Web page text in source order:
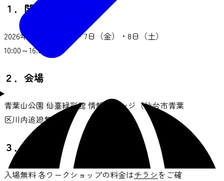
１．開催日時
2026年8月6日（木）・7日（金）・8日（土）
10:00～16:00
２．会場
青葉山公園 仙臺緑彩館 情報ラウンジ（仙台市青葉
区川内追廻無番）
３．料金
入場無料 各ワークショップの料金はチラシをご確